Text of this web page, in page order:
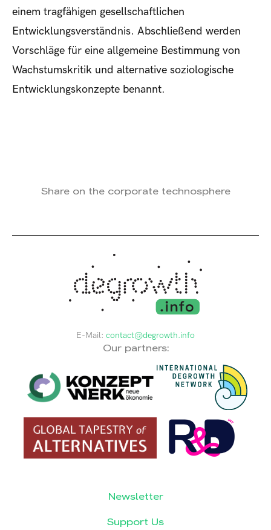
einem tragfähigen gesellschaftlichen
Entwicklungsverständnis. Abschließend werden
Vorschläge für eine allgemeine Bestimmung von
Wachstumskritik und alternative soziologische
Entwicklungskonzepte benannt.
Share on the corporate technosphere
E-Mail: contact@degrowth.info
Our partners:
Newsletter
Support Us